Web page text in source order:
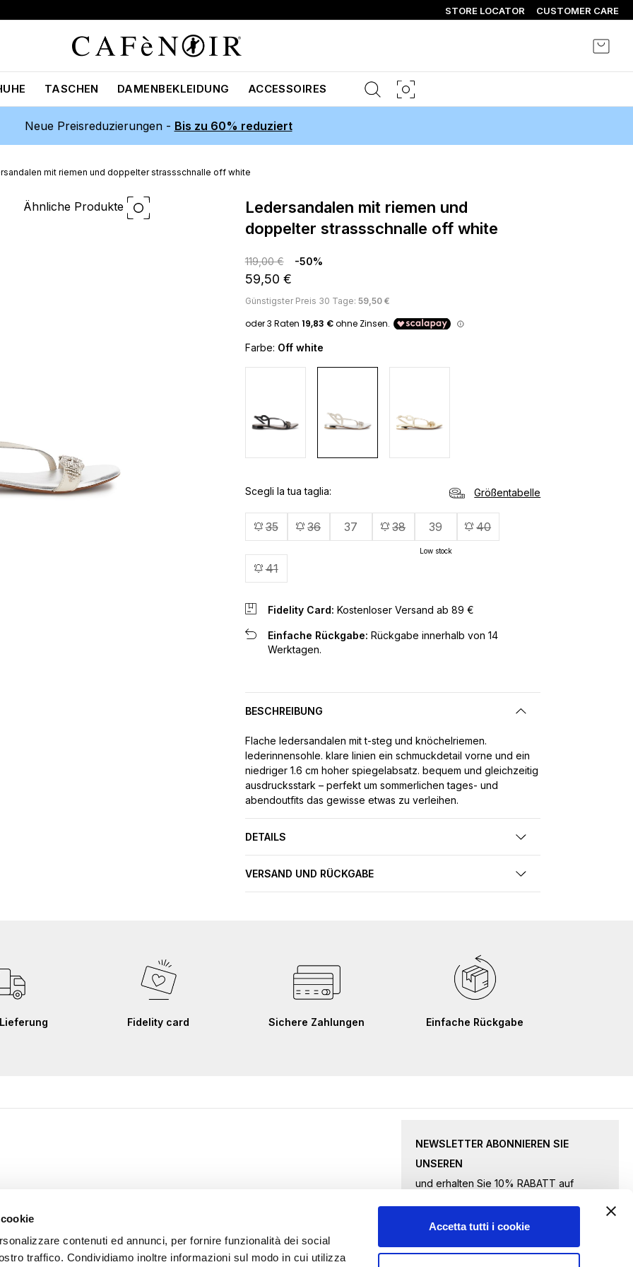
contenuti ed annunci, per fornire funzionalità dei social
traffico. Condividiamo inoltre informazioni sul modo in cui utilizza
Accetta tutti i cookie
STORE LOCATOR CUSTOMER CARE
Mein
TASCHEN DAMENBEKLEIDUNG ACCESSOIRES
Neue Preisreduzierungen - Bis zu 60% reduziert
mit riemen und doppelter strassschnalle off white
Ähnliche Produkte
ledersandalen mit riemen und
doppelter strassschnalle off white
119,00 € -50%
59,50 €
Günstigster Preis 30 Tage: 59,50 €
Farbe: Off white
Scegli la tua taglia
35 36 37 38 39
Low stock
40
41
Größentabelle
Fidelity Card: Kostenloser Versand ab 89 €
Einfache Rückgabe: Rückgabe innerhalb von 14
Werktagen.
BESCHREIBUNG
Flache ledersandalen mit t-steg und knöchelriemen.
lederinnensohle. klare linien ein schmuckdetail vorne und ein
niedriger 1.6 cm hoher spiegelabsatz. bequem und gleichzeitig
ausdrucksstark – perfekt um sommerlichen tages- und
abendoutfits das gewisse etwas zu verleihen.
DETAILS
VERSAND UND RÜCKGABE
Fidelity card Sichere Zahlungen Einfache Rückgabe
NEWSLETTER ABONNIEREN SIE
UNSEREN
und erhalten Sie 10% RABATT auf
Sie